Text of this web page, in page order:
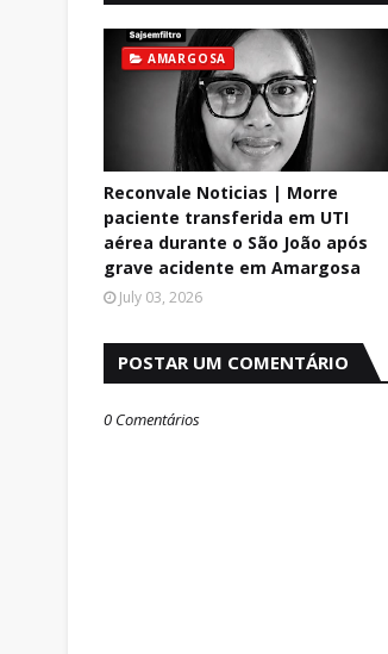
AMARGOSA
Reconvale Noticias | Morre
paciente transferida em UTI
aérea durante o São João após
grave acidente em Amargosa
July 03, 2026
POSTAR UM COMENTÁRIO
0 Comentários